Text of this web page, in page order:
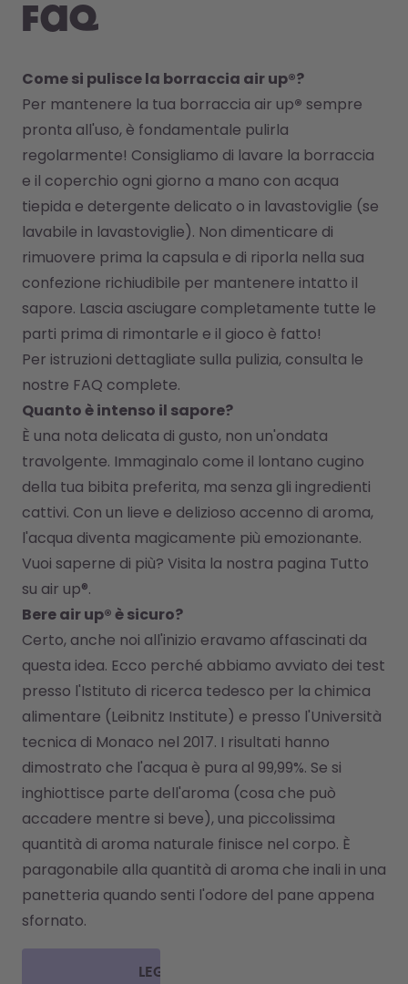
FAQ
Come si pulisce la borraccia air up®?
Per mantenere la tua borraccia air up® sempre
pronta all'uso, è fondamentale pulirla
regolarmente! Consigliamo di lavare la borraccia
e il coperchio ogni giorno a mano con acqua
tiepida e detergente delicato o in lavastoviglie (se
lavabile in lavastoviglie). Non dimenticare di
rimuovere prima la capsula e di riporla nella sua
confezione richiudibile per mantenere intatto il
sapore. Lascia asciugare completamente tutte le
parti prima di rimontarle e il gioco è fatto!
Per istruzioni dettagliate sulla pulizia, consulta le
nostre FAQ complete.
Quanto è intenso il sapore?
È una nota delicata di gusto, non un'ondata
travolgente. Immaginalo come il lontano cugino
della tua bibita preferita, ma senza gli ingredienti
cattivi. Con un lieve e delizioso accenno di aroma,
l'acqua diventa magicamente più emozionante.
Vuoi saperne di più? Visita la nostra pagina Tutto
su air up®.
Bere air up® è sicuro?
Certo, anche noi all'inizio eravamo affascinati da
questa idea. Ecco perché abbiamo avviato dei test
presso l'Istituto di ricerca tedesco per la chimica
alimentare (Leibnitz Institute) e presso l'Università
tecnica di Monaco nel 2017. I risultati hanno
dimostrato che l'acqua è pura al 99,99%. Se si
inghiottisce parte dell'aroma (cosa che può
accadere mentre si beve), una piccolissima
quantità di aroma naturale finisce nel corpo. È
paragonabile alla quantità di aroma che inali in una
panetteria quando senti l'odore del pane appena
sfornato.
LEGGI